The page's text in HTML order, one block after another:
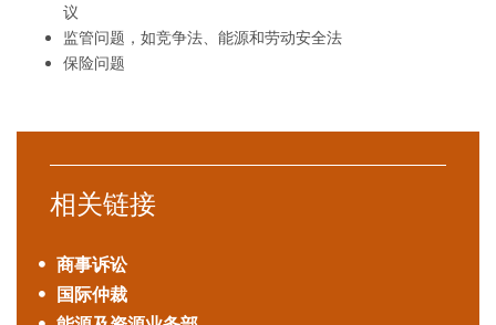
议
监管问题，如竞争法、能源和劳动安全法
保险问题
相关链接
商事诉讼
国际仲裁